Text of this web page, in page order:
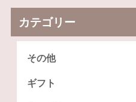
カテゴリー
その他
ギフト